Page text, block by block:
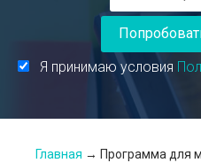
Я принимаю условия
Главная → Программа для